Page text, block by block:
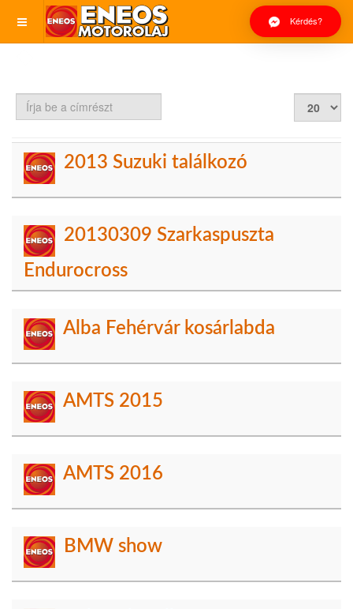
Kérdés?
Írja
a
2013 Suzuki találkozó
20130309 Szarkaspuszta
Endurocross
Alba Fehérvár kosárlabda
AMTS 2015
AMTS 2016
BMW show